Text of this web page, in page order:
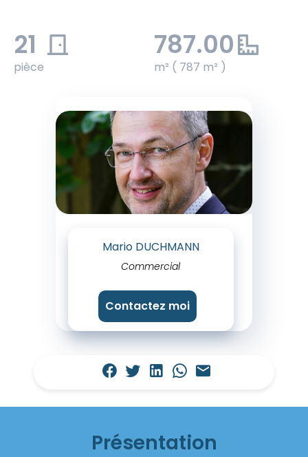
21
pièce
787.00
m² ( 787 m² )
Mario DUCHMANN
Commercial
Contactez moi
Présentation